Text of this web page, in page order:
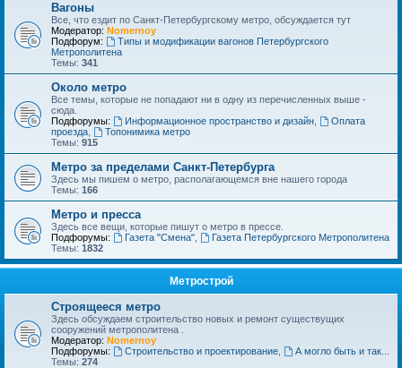
Вагоны
Все, что ездит по Санкт-Петербургскому метро, обсуждается тут
Модератор: Nomernoy
Подфорум:
Типы и модификации вагонов Петербургского
Метрополитена
Темы: 341
Около метро
Все темы, которые не попадают ни в одну из перечисленных выше -
сюда.
Подфорумы:
Информационное пространство и дизайн,
Оплата
проезда
Топонимика метро
Темы: 915
Метро за пределами Санкт-Петербурга
Здесь мы пишем о метро, располагающемся вне нашего города
Темы: 166
Метро и пресса
Здесь все вещи, которые пишут о метро в прессе.
Подфорумы:
Газета "Смена",
Газета Петербургского Метрополитена
Темы: 1832
Метрострой
Строящееся метро
Здесь обсуждаем строительство новых и ремонт существущих
сооружений метрополитена .
Модератор: Nomernoy
Подфорумы:
Строительство и проектирование,
А могло быть и так...
Темы: 274